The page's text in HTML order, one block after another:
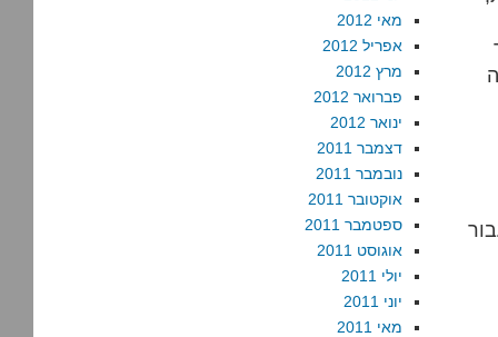
מאי 2012
אפריל 2012
מרץ 2012
פברואר 2012
ינואר 2012
דצמבר 2011
נובמבר 2011
אוקטובר 2011
ספטמבר 2011
אוגוסט 2011
יולי 2011
יוני 2011
מאי 2011